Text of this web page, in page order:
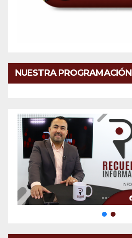
NUESTRA PROGRAMACIÓN